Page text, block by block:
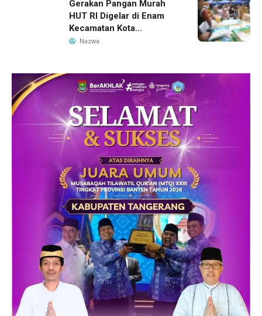
Gerakan Pangan Murah
HUT RI Digelar di Enam
Kecamatan Kota
Tangerang, Catat
Nazwa